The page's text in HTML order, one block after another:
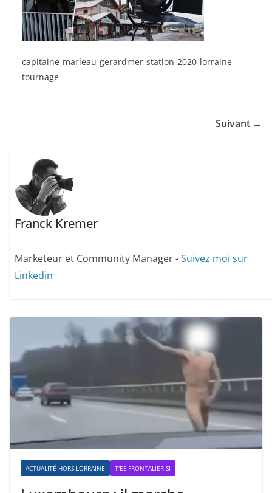
capitaine-marleau-gerardmer-station-2020-lorraine-
tournage
Suivant →
Franck Kremer
Marketeur et Community Manager -Suivez moi sur
Linkedin
ACTUALITÉ HORS LORRAINE T'ES FRONTALIER SI